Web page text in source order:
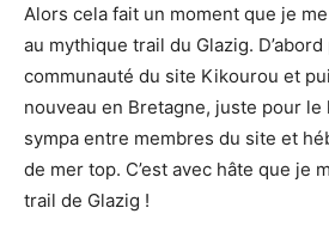
Alors cela fait un moment que je
au mythique trail du Glazig.
communauté du site Kikourou et
nouveau en Bretagne, juste pour le
sympa entre membres du site et
de mer top. C’est avec hâte que je
trail de Glazig !